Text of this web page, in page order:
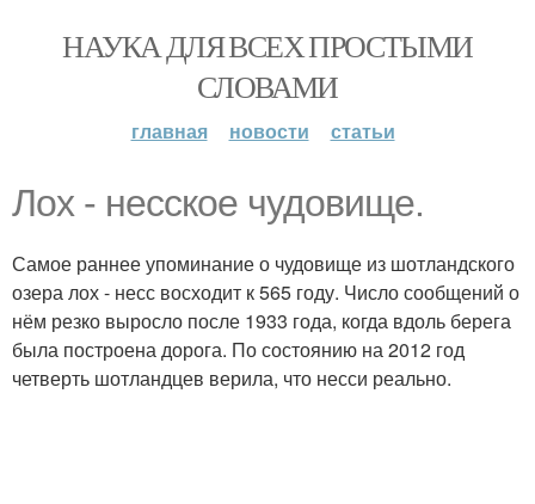
НАУКА ДЛЯ ВСЕХ ПРОСТЫМИ
СЛОВАМИ
главная новости статьи
Лох - несское чудовище.
Самое раннее упоминание о чудовище из шотландского
озера лох - несс восходит к 565 году. Число сообщений о
нём резко выросло после 1933 года, когда вдоль берега
была построена дорога. По состоянию на 2012 год
четверть шотландцев верила, что несси реально.